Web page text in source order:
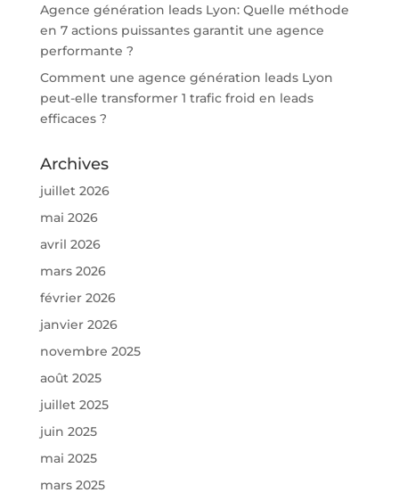
Agence génération leads Lyon: Quelle méthode
en 7 actions puissantes garantit une agence
performante ?
Comment une agence génération leads Lyon
peut-elle transformer 1 trafic froid en leads
efficaces ?
Archives
juillet 2026
mai 2026
avril 2026
mars 2026
février 2026
janvier 2026
novembre 2025
août 2025
juillet 2025
juin 2025
mai 2025
mars 2025